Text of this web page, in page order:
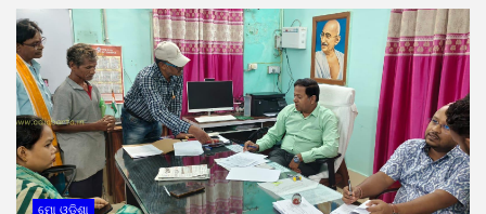
ମୋ ଓଡ଼ିଶା